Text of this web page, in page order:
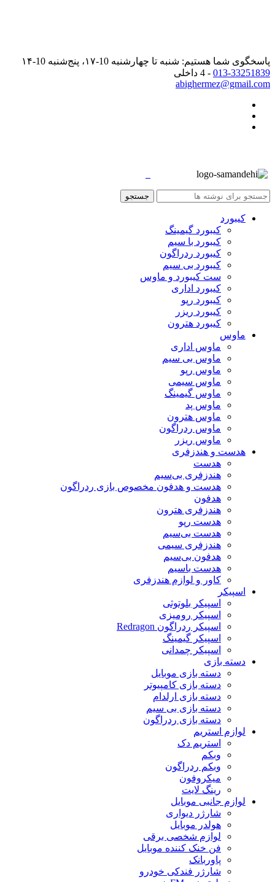
پاسخگوی شما هستیم: شنبه تا چهارشنبه 10-۱۷، پنج‌شنبه 10-۱۴
013-33251839 - 4 داخلی
abighermez@gmail.com
جستجو
کیبورد
کیبورد گیمینگ
کیبورد با سیم
کیبورد ردراگون
کیبورد بی سیم
ست کیبورد و ماوس
کیبورد اداری
کیبورد رپو
کیبورد ریزر
کیبورد هترون
ماوس
ماوس اداری
ماوس بی سیم
ماوس رپو
ماوس سیمی
ماوس گیمینگ
ماوس پد
ماوس هترون
ماوس ردراگون
ماوس ریزر
هدست و هندزفری
هدست
هندزفری بی‌سیم
هدست و هدفون مخصوص بازی ردراگون
هدفون
هندزفری هترون
هدست رپو
هدست بی‌سیم
هندزفری سیمی
هدفون بی‌سیم
هدست باسیم
کاور و لوازم هندزفری
اسپیکر
اسپیکر بلوتوثی
اسپیکر رومیزی
اسپیکر ردراگون Redragon
اسپیکر گیمینگ
اسپیکر چمدانی
دسته بازی
دسته بازی موبایل
دسته بازی کامپیوتر
دسته بازی ارلدام
دسته بازی بی سیم
دسته بازی ردراگون
لوازم استریم
استریم دک
وبکم
وبکم ردراگون
میکروفون
رینگ لایت
لوازم جانبی موبایل
شارژر دیواری
هولدر موبایل
لوازم شخصی برقی
فن خنک کننده موبایل
پاوربانک
شارژر فندکی خودرو